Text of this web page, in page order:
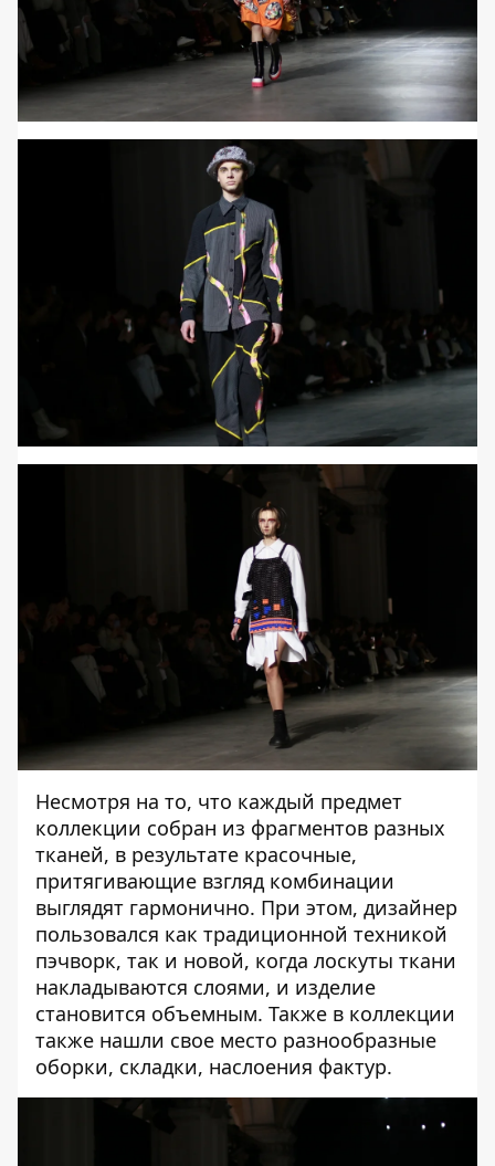
Несмотря на то, что каждый предмет
коллекции собран из фрагментов разных
тканей, в результате красочные,
притягивающие взгляд комбинации
выглядят гармонично. При этом, дизайнер
пользовался как традиционной техникой
пэчворк, так и новой, когда лоскуты ткани
накладываются слоями, и изделие
становится объемным. Также в коллекции
также нашли свое место разнообразные
оборки, складки, наслоения фактур.